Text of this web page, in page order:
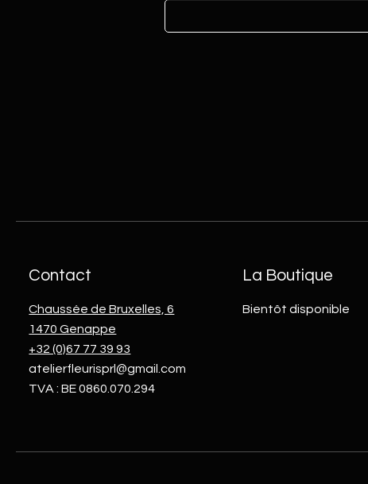
Contact
Chaussée de Bruxelles, 6
1470 Genappe
+32 (0)67 77 39 93
atelierfleurisprl@gmail.com
TVA : BE 0860.070.294
La Boutique
Bientôt disponible